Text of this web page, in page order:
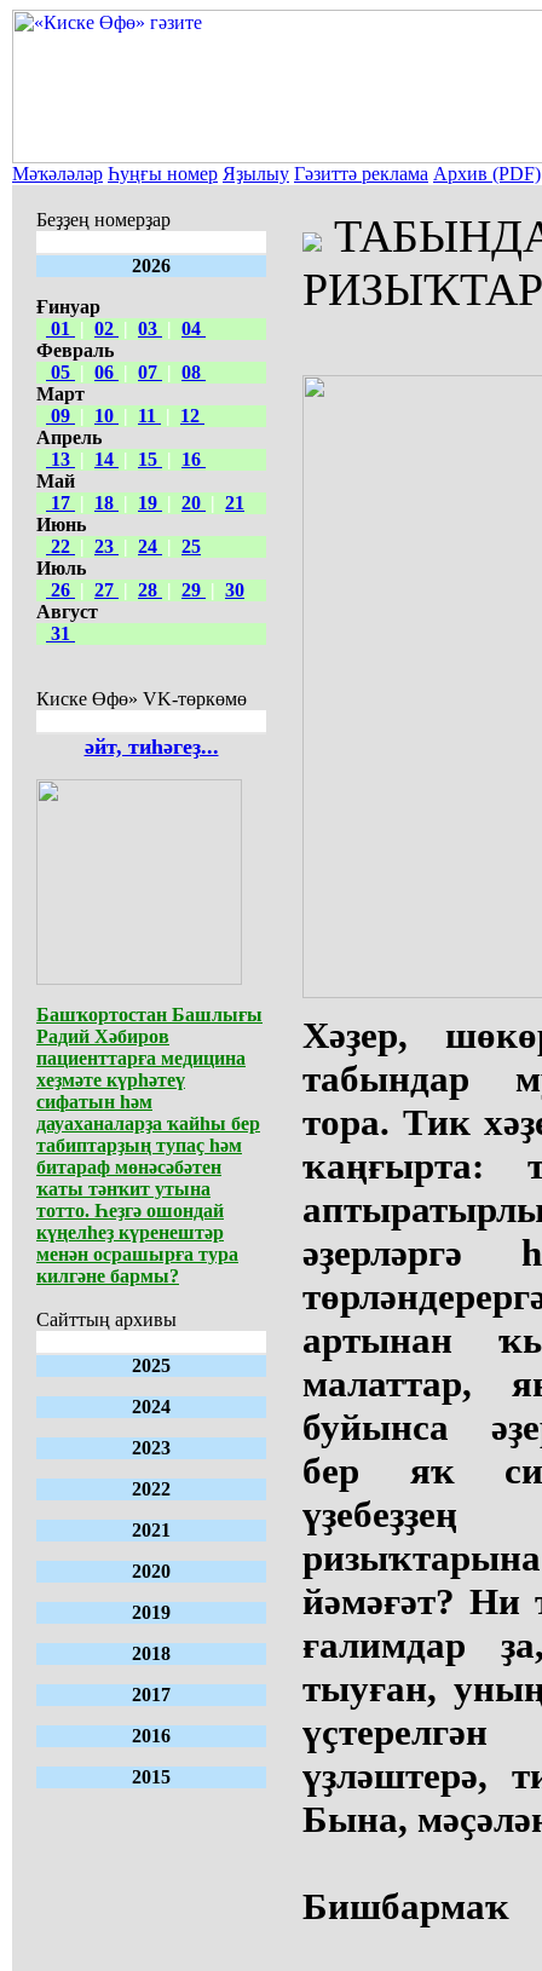
Мәҡәләләр Һуңғы номер Яҙылыу Гәзиттә реклама Архив (PDF)
Беҙҙең номерҙар
2026
Ғинуар
01
| 02 | 03 | 04
Февраль
05 | 06 | 07 | 08
Март
09 | 10 | 11 |
12
Апрель
13 | 14 | 15 |
16
Май
17 | 18 | 19 | 20 | 21
Июнь
22 | 23 | 24 | 25
Июль
26 | 27 | 28 | 29 | 30
Август
31
Киске Өфө» VK-төркөмө
әйт, тиһәгеҙ...
Башҡортостан Башлығы
Радий Хәбиров
пациенттарға медицина
хеҙмәте күрһәтеү
сифатын һәм
дауаханаларҙа ҡайһы бер
табиптарҙың тупаҫ һәм
битараф мөнәсәбәтен
ҡаты тәнҡит утына
тотто. Һеҙгә ошондай
күңелһеҙ күренештәр
менән осрашырға тура
килгәне бармы?
Сайттың архивы
2025
2024
2023
2022
2021
2020
2019
2018
2017
2016
2015
Хәҙер,
табындар
тора. Тик
ҡаңғырта:
артынан
малаттар,
буйынса
бер яҡ
йәмәғәт? Ни
ғалимдар
тыуған,
үҙләштерә,
Бына,
Бишбармаҡ